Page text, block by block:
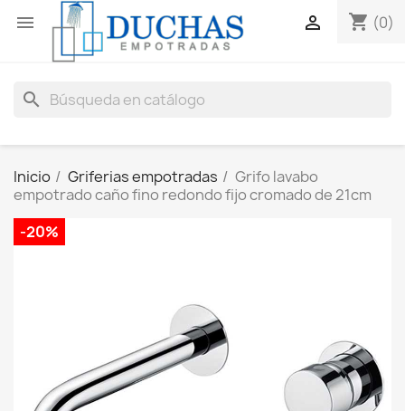
 shopping_cart (0)

search
Inicio Griferias empotradas
Grifo lavabo
empotrado caño fino redondo fijo cromado de 21cm
-20%